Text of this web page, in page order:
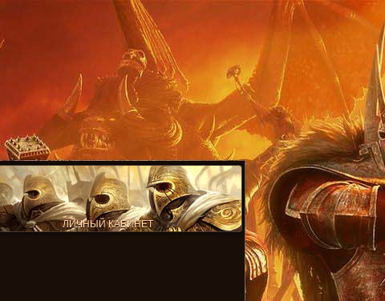
ЛИЧНЫЙ КАБИНЕТ